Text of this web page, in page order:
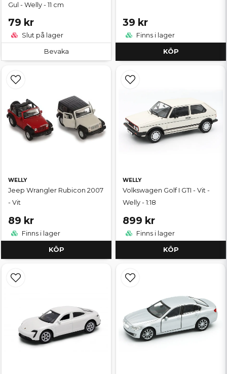
Gul - Welly - 11 cm
79 kr
Slut på lager
Bevaka
39 kr
Finns i lager
KÖP
WELLY
Jeep Wrangler Rubicon 2007
- Vit
89 kr
Finns i lager
KÖP
WELLY
Volkswagen Golf I GTI - Vit -
Welly - 1:18
899 kr
Finns i lager
KÖP